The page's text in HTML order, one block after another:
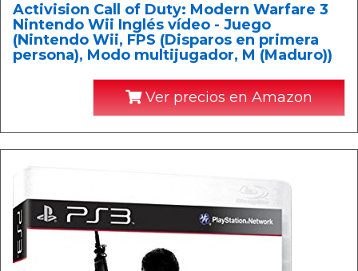
Activision Call of Duty: Modern Warfare 3
Nintendo Wii Inglés vídeo - Juego
(Nintendo Wii, FPS (Disparos en primera
persona), Modo multijugador, M (Maduro))
Ver precios en Amazon